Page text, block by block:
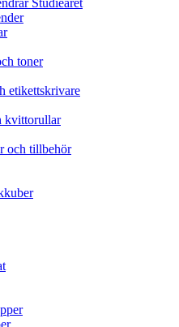
Studieåret
toner
etikettskrivare
kvittorullar
och tillbehör